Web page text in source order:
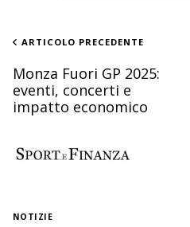
ARTICOLO PRECEDENTE
Monza Fuori GP 2025:
eventi, concerti e
impatto economico
NOTIZIE